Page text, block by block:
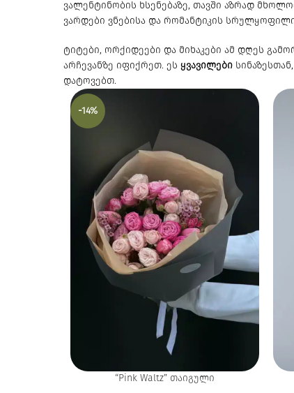
ვალენტინობის ხსენებაზე, თავში აზრად
ვარდები ვნებისა და რომანტიკის
ტიტები, ორქიდეები და მიხაკები ამ დღეს
არჩევანზე იფიქრეთ. ეს ყვავილები
დატოვებთ.
-14%
“Pink Waltz” თაიგული